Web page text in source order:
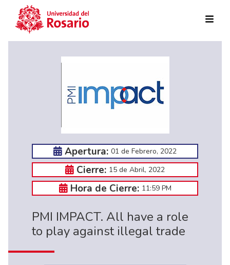
Apertura: 01 de Febrero, 2022
Cierre: 15 de Abril, 2022
Hora de Cierre: 11:59 PM
PMI IMPACT. All have a role
to play against illegal trade